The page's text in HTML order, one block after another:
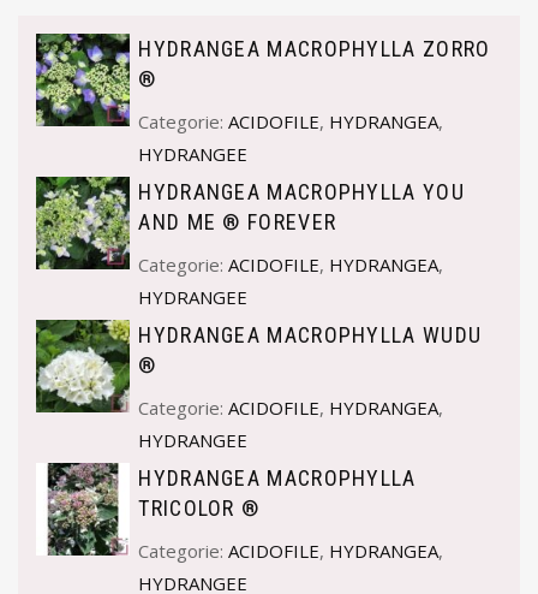
HYDRANGEA MACROPHYLLA ZORRO
®
Categorie:ACIDOFILE, HYDRANGEA,
HYDRANGEE
HYDRANGEA MACROPHYLLA YOU
AND ME ® FOREVER
Categorie:ACIDOFILE, HYDRANGEA,
HYDRANGEE
HYDRANGEA MACROPHYLLA WUDU
®
Categorie:ACIDOFILE, HYDRANGEA,
HYDRANGEE
HYDRANGEA MACROPHYLLA
TRICOLOR ®
Categorie:ACIDOFILE, HYDRANGEA,
HYDRANGEE